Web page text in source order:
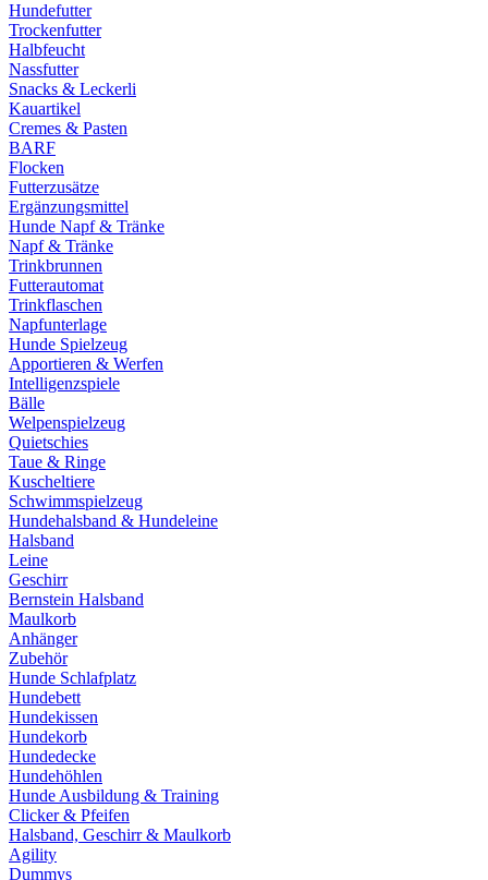
Hundefutter
Trockenfutter
Halbfeucht
Nassfutter
Snacks & Leckerli
Kauartikel
Cremes & Pasten
BARF
Flocken
Futterzusätze
Ergänzungsmittel
Hunde Napf & Tränke
Napf & Tränke
Trinkbrunnen
Futterautomat
Trinkflaschen
Napfunterlage
Hunde Spielzeug
Apportieren & Werfen
Intelligenzspiele
Bälle
Welpenspielzeug
Quietschies
Taue & Ringe
Kuscheltiere
Schwimmspielzeug
Hundehalsband & Hundeleine
Halsband
Leine
Geschirr
Bernstein Halsband
Maulkorb
Anhänger
Zubehör
Hunde Schlafplatz
Hundebett
Hundekissen
Hundekorb
Hundedecke
Hundehöhlen
Hunde Ausbildung & Training
Clicker & Pfeifen
Halsband, Geschirr & Maulkorb
Agility
Dummys